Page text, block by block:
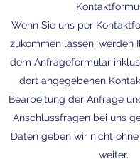
Wenn Sie uns per
zukommen lassen, werden
dem Anfrageformular
dort angegebenen
Bearbeitung der Anfrage
Anschlussfragen bei uns
Daten geben wir nicht
weiter.